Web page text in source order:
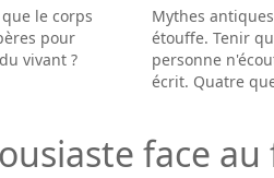
le corps
pour
vivant ?
Mythes
étouffe. Tenir
personne
écrit. Quatre
face au